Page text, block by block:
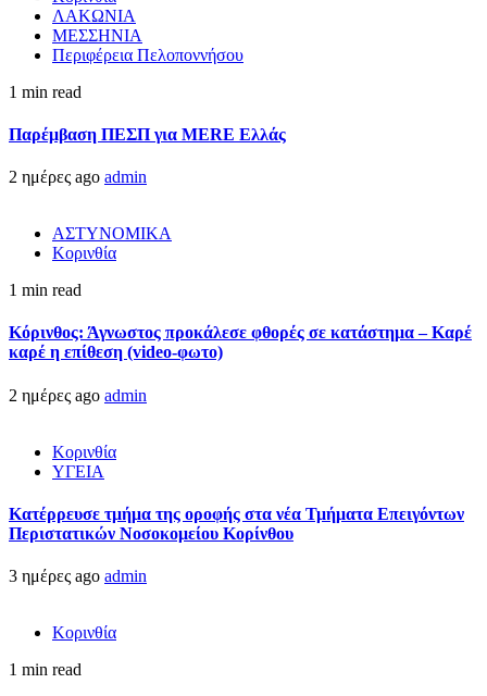
ΛΑΚΩΝΙΑ
ΜΕΣΣΗΝΙΑ
Περιφέρεια Πελοποννήσου
1 min read
Παρέμβαση ΠΕΣΠ για MERE Ελλάς
2 ημέρες ago admin
ΑΣΤΥΝΟΜΙΚΑ
Κορινθία
1 min read
Κόρινθος: Άγνωστος προκάλεσε φθορές σε κατάστημα – Καρέ
καρέ η επίθεση (video-φωτο)
2 ημέρες ago admin
Κορινθία
ΥΓΕΙΑ
Kατέρρευσε τμήμα της οροφής στα νέα Τμήματα Επειγόντων
Περιστατικών Νοσοκομείου Κορίνθου
3 ημέρες ago admin
Κορινθία
1 min read